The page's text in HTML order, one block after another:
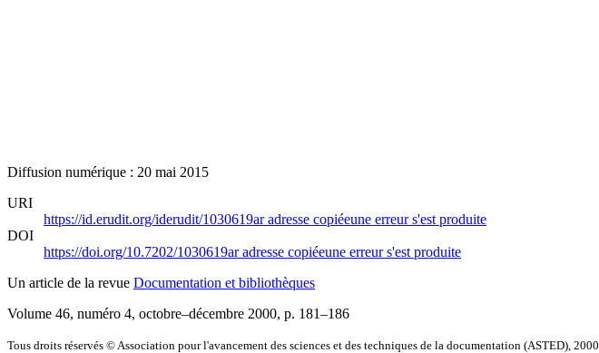
Diffusion numérique : 20 mai 2015
URI
https://id.erudit.org/iderudit/1030619aradresse copiéeune erreur s'est produite
DOI
https://doi.org/10.7202/1030619aradresse copiéeune erreur s'est produite
Un article de la revue Documentation et bibliothèques
Volume 46, numéro 4, octobre–décembre 2000, p. 181–186
Tous droits réservés © Association pour l'avancement des sciences et des techniques de la documentation (ASTED), 2000